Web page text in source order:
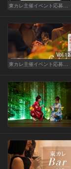
東カレ主催イベント応募詳細記事一覧
Vol.12
東カレ主催イベント応募詳細記事一覧